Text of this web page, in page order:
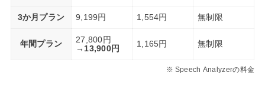
3か月プラン 9,199円 1,554円 無制限
年間プラン
27,800円
→ 13,900円 1,165円 無制限
Speech Analyzerの料金